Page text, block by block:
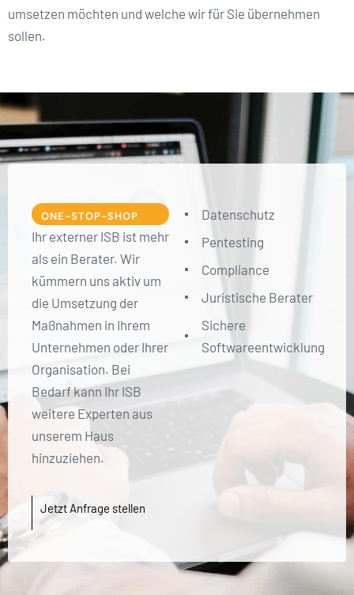
umsetzen möchten und welche wir für Sie übernehmen
sollen.
ONE-STOP-SHOP
Ihr externer ISB ist mehr
als ein Berater. Wir
kümmern uns aktiv um
die Umsetzung der
Maßnahmen in Ihrem
Unternehmen oder Ihrer
Organisation. Bei
Bedarf kann Ihr ISB
weitere Experten aus
unserem Haus
hinzuziehen.
Jetzt Anfrage stellen
Datenschutz
Pentesting
Compliance
Juristische Berater
Sichere
Softwareentwicklung